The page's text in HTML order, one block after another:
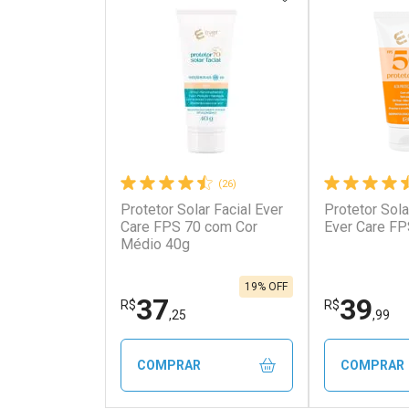
Ativar Desconto Ativar
Por R$
Por R$
(26)
Protetor Solar Facial Ever
Care FPS 70 com Cor
Médio 40g
R$37,25
19% OFF
COMPRAR
Protetor
Ever Care
R$39,99
COMPRAR